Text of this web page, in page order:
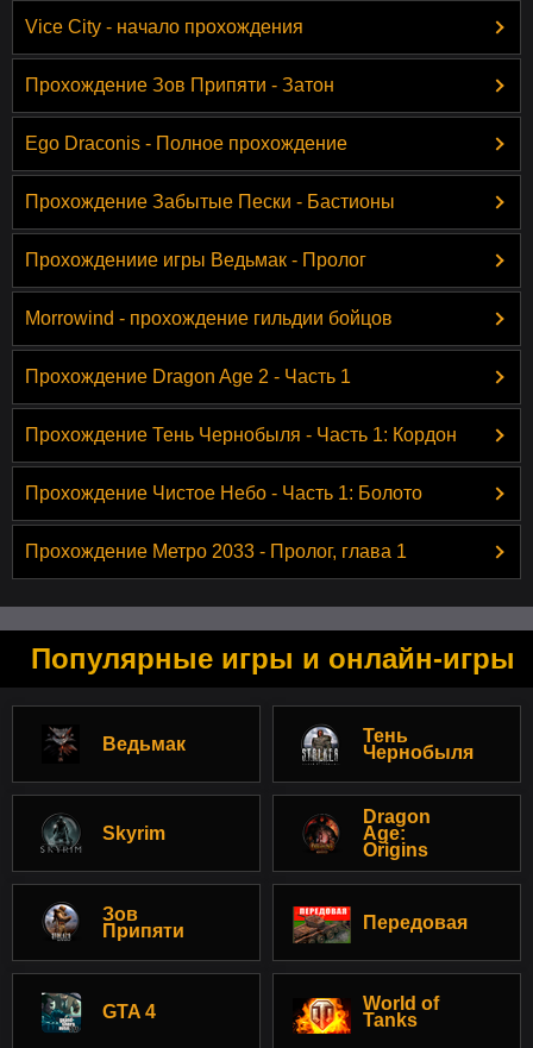
Vice City - начало прохождения
Прохождение Зов Припяти - Затон
Ego Draconis - Полное прохождение
Прохождение Забытые Пески - Бастионы
Прохождениие игры Ведьмак - Пролог
Morrowind - прохождение гильдии бойцов
Прохождение Dragon Age 2 - Часть 1
Прохождение Тень Чернобыля - Часть 1: Кордон
Прохождение Чистое Небо - Часть 1: Болото
Прохождение Метро 2033 - Пролог, глава 1
Популярные игры и онлайн-игры
Ведьмак
Тень
Чернобыля
Skyrim
Dragon
Age:
Origins
Зов
Припяти
Передовая
GTA 4
World of
Tanks